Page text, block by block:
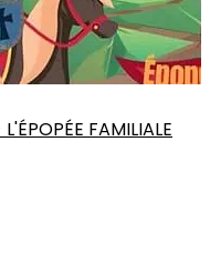
FAMILIALE